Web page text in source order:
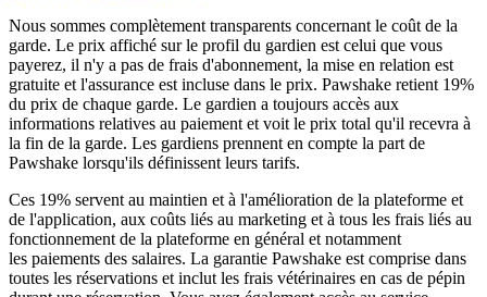
Nous sommes complètement transparents concernant le coût de la
garde. Le prix affiché sur le profil du gardien est celui que vous
payerez, il n'y a pas de frais d'abonnement, la mise en relation est
gratuite et l'assurance est incluse dans le prix. Pawshake retient 19%
du prix de chaque garde. Le gardien a toujours accès aux
informations relatives au paiement et voit le prix total qu'il recevra à
la fin de la garde. Les gardiens prennent en compte la part de
Pawshake lorsqu'ils définissent leurs tarifs.
Ces 19% servent au maintien et à l'amélioration de la plateforme et
de l'application, aux coûts liés au marketing et à tous les frais liés au
fonctionnement de la plateforme en général et notamment
les paiements des salaires. La garantie Pawshake est comprise dans
toutes les réservations et inclut les frais vétérinaires en cas de pépin